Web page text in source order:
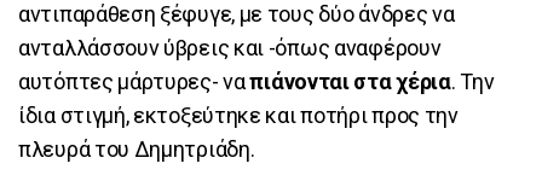
αντιπαράθεση ξέφυγε, με τους δύο άνδρες να
ανταλλάσσουν ύβρεις και -όπως αναφέρουν
αυτόπτες μάρτυρες- ναπιάνονται στα χέρια. Την
ίδια στιγμή, εκτοξεύτηκε και ποτήρι προς την
πλευρά του Δημητριάδη.